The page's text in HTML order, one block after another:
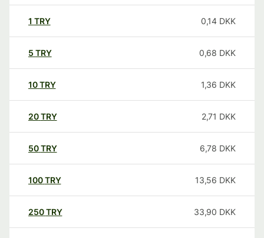
1 TRY 0,14 DKK
5 TRY 0,68 DKK
10TRY 1,36 DKK
20TRY 2,71 DKK
50TRY 6,78 DKK
100TRY 13,56 DKK
250TRY 33,90 DKK